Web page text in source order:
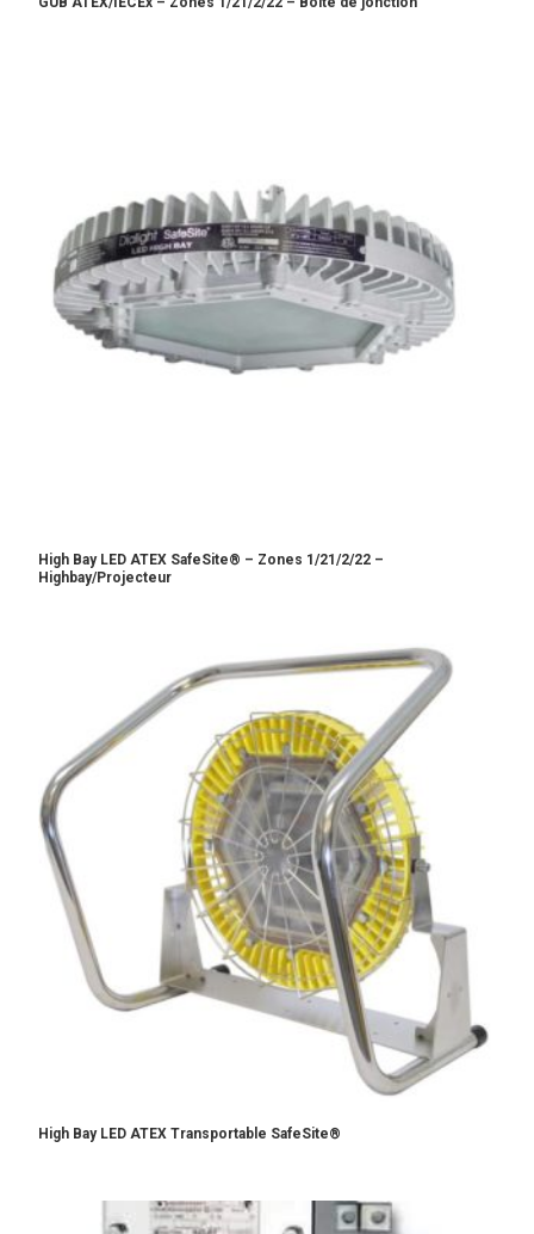
High Bay LED ATEX SafeSite® – Zones 1/21/2/22 –
Highbay/Projecteur
High Bay LED ATEX Transportable SafeSite®